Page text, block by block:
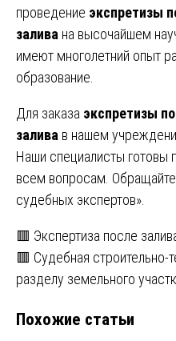
проведение экспретизы
залива на высочайшем
имеют многолетний опыт
образование.
Для заказа экспретизы
залива в нашем
Наши специалисты готовы
всем вопросам.
судебных экспертов».
Навигация
по
🟥 Экспертиза после
🟥 Судебная строительно-
разделу земельного
Похожие статьи